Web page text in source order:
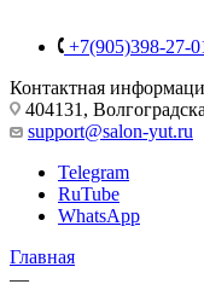
+7(905)398-27-
Контактная
404131,
support@salon-yut.ru
Telegram
RuTube
WhatsApp
Главная
—